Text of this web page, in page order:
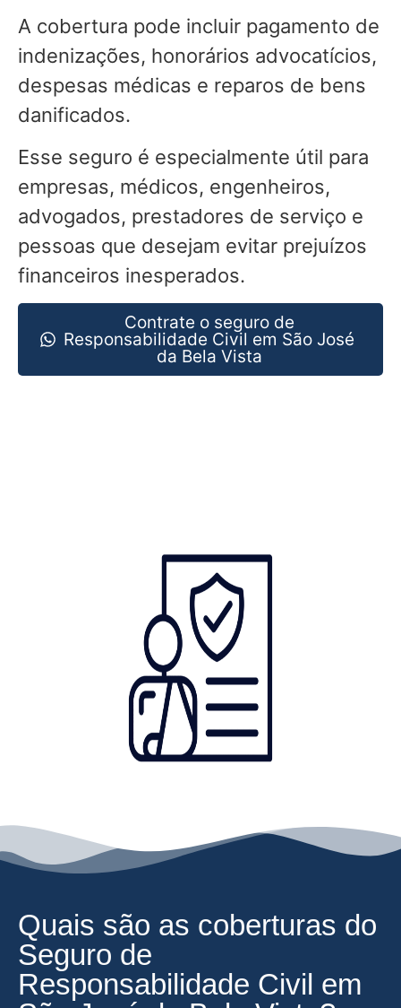
A cobertura pode incluir pagamento de
indenizações, honorários advocatícios,
despesas médicas e reparos de bens
danificados.
Esse seguro é especialmente útil para
empresas, médicos, engenheiros,
advogados, prestadores de serviço e
pessoas que desejam evitar prejuízos
financeiros inesperados.
Contrate o seguro de
Responsabilidade Civil em São José
da Bela Vista
Quais são as coberturas do
Seguro de
Responsabilidade Civil em